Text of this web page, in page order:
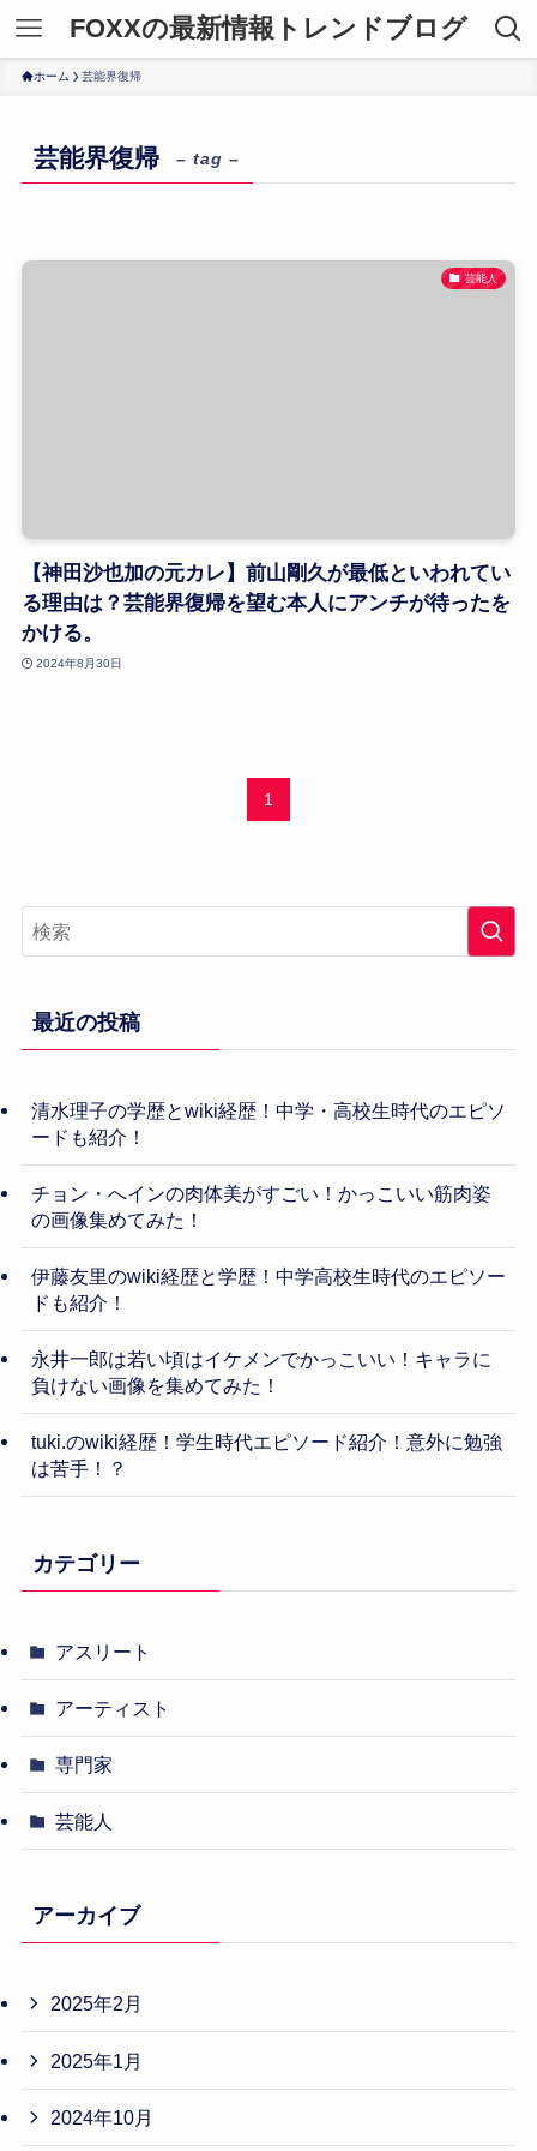
FOXXの最新情報トレンドブログ
ホーム 芸能界復帰
芸能界復帰 – tag –
芸能人
【神田沙也加の元カレ】前山剛久が最低といわれてい
る理由は？芸能界復帰を望む本人にアンチが待ったを
かける。
2024年8月30日
1
最近の投稿
清水理子の学歴とwiki経歴！中学・高校生時代のエピソ
ードも紹介！
チョン・へインの肉体美がすごい！かっこいい筋肉姿
の画像集めてみた！
伊藤友里のwiki経歴と学歴！中学高校生時代のエピソー
ドも紹介！
永井一郎は若い頃はイケメンでかっこいい！キャラに
負けない画像を集めてみた！
tuki.のwiki経歴！学生時代エピソード紹介！意外に勉強
は苦手！？
カテゴリー
アスリート
アーティスト
専門家
芸能人
アーカイブ
2025年2月
2025年1月
2024年10月